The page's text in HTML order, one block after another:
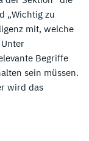
„Wichtig zu
mit, welche
Begriffe
sein müssen.
wird das